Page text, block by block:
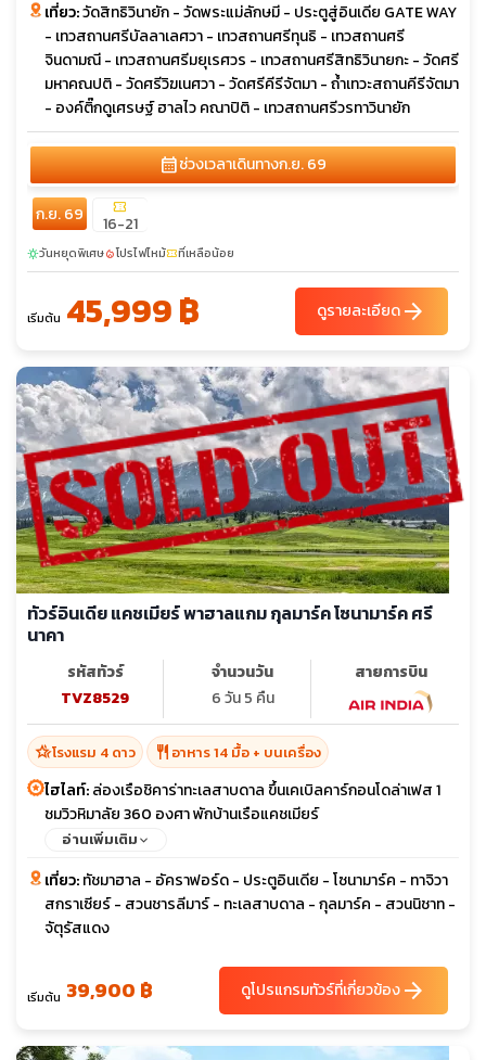
เที่ยว:วัดสิทธิวินายัก - วัดพระแม่ลักษมี - ประตูสู่อินเดีย GATE WAY
- เทวสถานศรีบัลลาเลศวา - เทวสถานศรีทุนธิ - เทวสถานศรี
จินดามณี - เทวสถานศรีมยุเรศวร - เทวสถานศรีสิทธิวินายกะ - วัดศรี
มหาคณปติ - วัดศรีวิฆเนศวา - วัดศรีคีรีจัตมา - ถ้ำเทวะสถานคีรีจัตมา
- องค์ติ๊กดูเศรษฐ์ ฮาลไว คณาปิติ - เทวสถานศรีวรทาวินายัก
calendar_monthช่วงเวลาเดินทางก.ย. 69
ก.ย. 69 confirmation_number
16-21
sunnyวันหยุดพิเศษlocal_fire_departmentโปรไฟไหม้confirmation_numberที่เหลือน้อย
เริ่มต้น 45,999 ฿ ดูรายละเอียดarrow_forward
ทัวร์อินเดีย แคชเมียร์ พาฮาลแกม กุลมาร์ค โซนามาร์ค ศรี
นาคา
รหัสทัวร์
TVZ8529
จำนวนวัน
6 วัน 5 คืน
สายการบิน
hotel_classโรงแรม 4 ดาว restaurant อาหาร 14 มื้อ + บนเครื่อง
ไฮไลท์:ล่องเรือชิคาร่าทะเลสาบดาล ขึ้นเคเบิลคาร์กอนโดล่าเฟส 1
ชมวิวหิมาลัย 360 องศา พักบ้านเรือแคชเมียร์
อ่านเพิ่มเติม
เที่ยว:ทัชมาฮาล - อัคราฟอร์ด - ประตูอินเดีย - โซนามาร์ค - ทาจิวา
สกราเซียร์ - สวนชารลีมาร์ - ทะเลสาบดาล - กุลมาร์ค - สวนนิชาท -
จัตุรัสแดง
เริ่มต้น 39,900 ฿ ดูโปรแกรมทัวร์ที่เกี่ยวข้องarrow_forward